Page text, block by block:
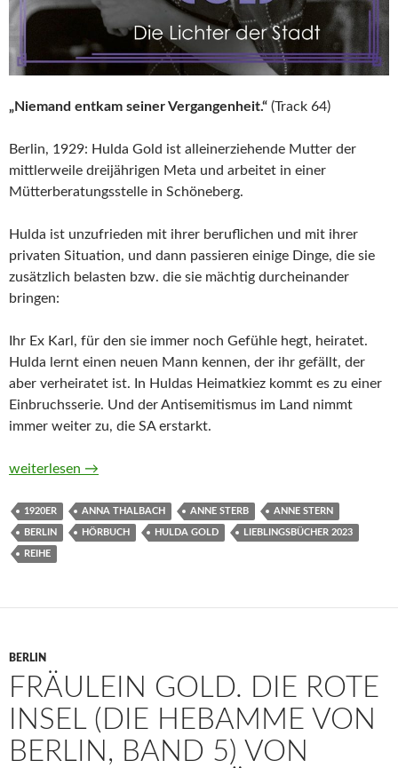
„Niemand entkam seiner Vergangenheit.“ (Track 64)
Berlin, 1929: Hulda Gold ist alleinerziehende Mutter der
mittlerweile dreijährigen Meta und arbeitet in einer
Mütterberatungsstelle in Schöneberg.
Hulda ist unzufrieden mit ihrer beruflichen und mit ihrer
privaten Situation, und dann passieren einige Dinge, die sie
zusätzlich belasten bzw. die sie mächtig durcheinander
bringen:
Ihr Ex Karl, für den sie immer noch Gefühle hegt, heiratet.
Hulda lernt einen neuen Mann kennen, der ihr gefällt, der
aber verheiratet ist. In Huldas Heimatkiez kommt es zu einer
Einbruchsserie. Und der Antisemitismus im Land nimmt
immer weiter zu, die SA erstarkt.
Fräulein Gold. Die Lichter der Stadt (Die Hebamme von
weiterlesen →
1920ER ANNA THALBACH ANNE STERB ANNE STERN
BERLIN HÖRBUCH HULDA GOLD LIEBLINGSBÜCHER 2023
REIHE
BERLIN
FRÄULEIN GOLD. DIE ROTE
INSEL (DIE HEBAMME VON
BERLIN, BAND 5) VON